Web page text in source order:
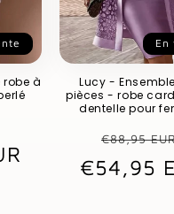
robe à
promotionnel
En
Lucy -
pièces - robe
dentelle pour
Prix
€88,95
€54,95